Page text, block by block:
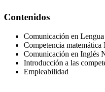
Contenidos
Comunicación en
Competencia matemática
Comunicación en Inglés
Introducción a las
Empleabilidad